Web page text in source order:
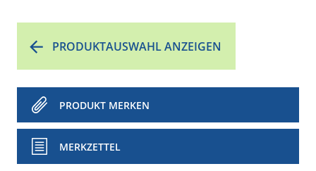
PRODUKTAUSWAHL ANZEIGEN
PRODUKT MERKEN
MERKZETTEL